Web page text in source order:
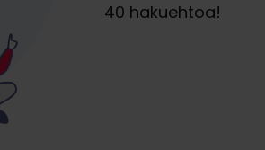
40 hakuehtoa!